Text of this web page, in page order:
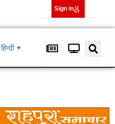
Sign in
हिन्दी ▼